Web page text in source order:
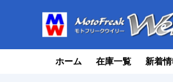
ホーム 在庫一覧 新着